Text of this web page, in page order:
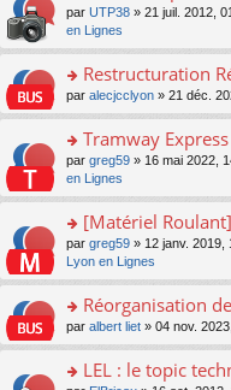
s
ré
c
e
nt
n
lu
le
u
s
ré
c
e
nt
e
n
o
n
lu
u
s
ré
c
e
le
m
e
s
s
e
n
o
n
lu
pl
ré
c
e
o
n
s
er
le
m
e
s
s
e
n
o
n
lu
pl
s
par UTP38 » 21 juil. 2012,
en Lignes
o
n
ult
er
le
m
e
s
s
e
n
o
n
Restructuration
par alecjcclyon » 21 déc.
o
n
s
er
le
m
e
s
s
e
Tramway
par greg59 » 16 mai 2022,
en Lignes
o
s
er
le
m
e
[Matériel
par greg59 » 12 janv. 2019,
Lyon en Lignes
o
n
ult
Réorganisation
par albert liet » 04 nov.
LEL : le topic